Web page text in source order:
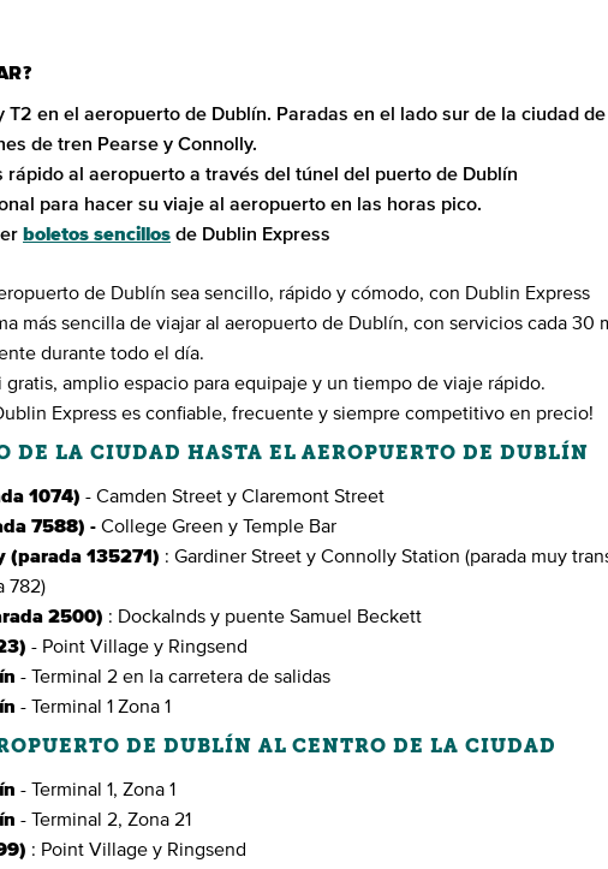
T2 en el aeropuerto de Dublín. Paradas en el lado sur de la ciudad
de tren Pearse y Connolly.
rápido al aeropuerto a través del túnel del puerto de Dublín
para hacer su viaje al aeropuerto en las horas pico.
boletos sencillos de Dublin Express
de Dublín sea sencillo, rápido y cómodo, con Dublin Express
más sencilla de viajar al aeropuerto de Dublín, con servicios cada 30
durante todo el día.
gratis, amplio espacio para equipaje y un tiempo de viaje rápido.
Express es confiable, frecuente y siempre competitivo en precio!
DE LA CIUDAD HASTA EL AEROPUERTO DE DUBLÍN
1074) - Camden Street y Claremont Street
7588) - College Green y Temple Bar
(parada 135271) : Gardiner Street y Connolly Station (parada muy
782)
2500) : Dockalnds y puente Samuel Beckett
- Point Village y Ringsend
- Terminal 2 en la carretera de salidas
- Terminal 1 Zona 1
DE DUBLÍN AL CENTRO DE LA CIUDAD
- Terminal 1, Zona 1
- Terminal 2, Zona 21
: Point Village y Ringsend